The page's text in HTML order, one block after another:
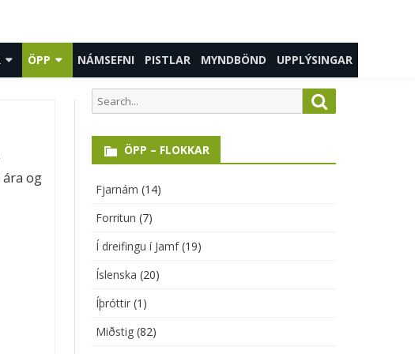
to
content
ÖPP
Í DREIFINGU Í JAMF
UNGLINGASTIG
MYNDBANDAGERÐ
NÁMSEFNI PISTLAR MYNDBÖND UPPLÝSINGAR
ára og
Search
for:
ÖPP – FLOKKAR
Fjarnám (14)
Forritun (7)
Í dreifingu í Jamf(19)
Íslenska (20)
Íþróttir (1)
Miðstig (82)